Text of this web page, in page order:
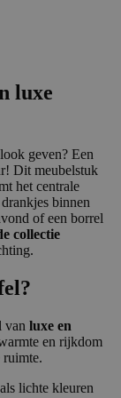
luxe
geven? Een
Dit meubelstuk
het centrale
binnen
of een borrel
collectie
van luxe en
en rijkdom
ruimte.
lichte kleuren